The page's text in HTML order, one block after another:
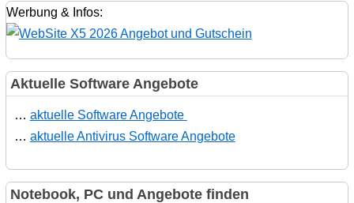
Werbung & Infos:
Aktuelle Software Angebote
… aktuelle Software Angebote
… aktuelle Antivirus Software Angebote
Notebook, PC und Angebote finden